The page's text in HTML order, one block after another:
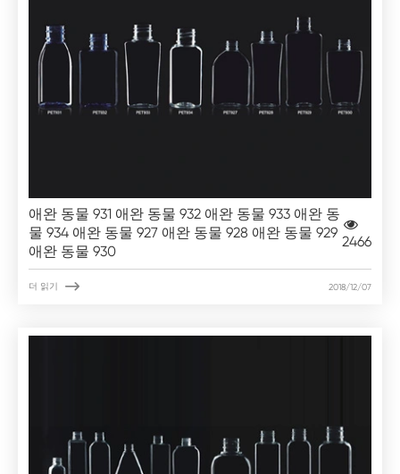
애완 동물 931 애완 동물 932 애완 동물 933 애완 동
물 934 애완 동물 927 애완 동물 928 애완 동물 929
애완 동물 930
2466
더 읽기  2018/12/07